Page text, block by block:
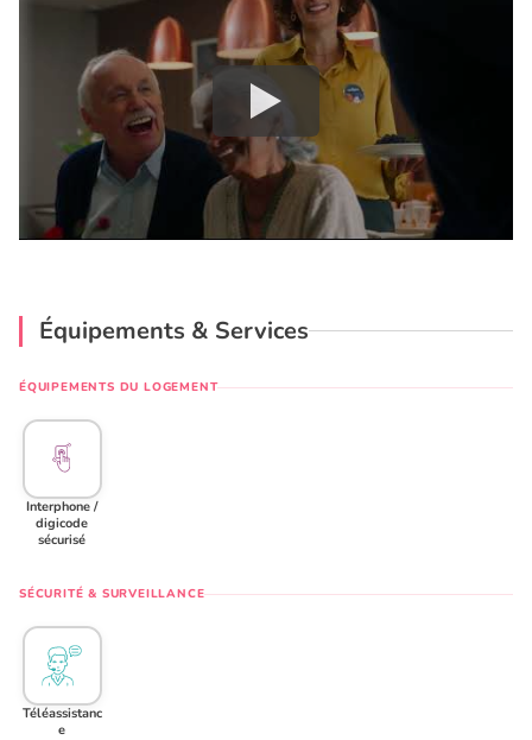
Équipements & Services
ÉQUIPEMENTS DU LOGEMENT
Interphone /
digicode
sécurisé
SÉCURITÉ & SURVEILLANCE
Téléassistanc
e